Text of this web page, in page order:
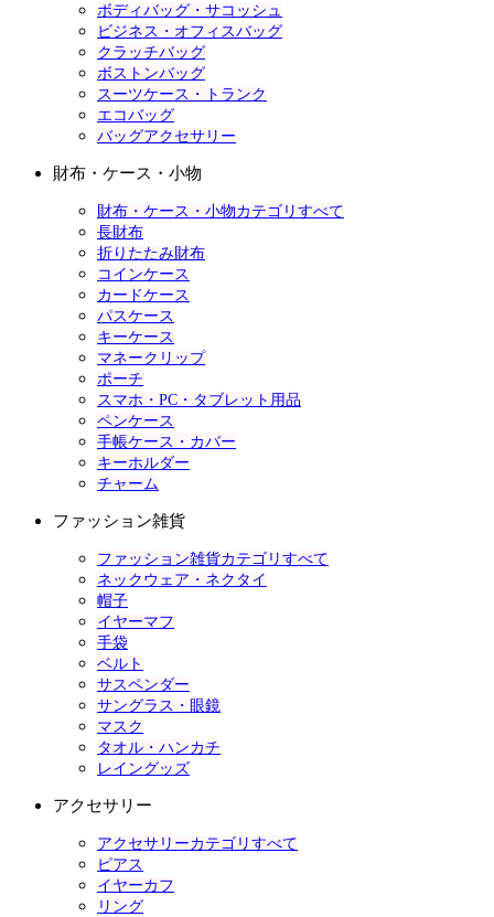
ボディバッグ・サコッシュ
ビジネス・オフィスバッグ
クラッチバッグ
ボストンバッグ
スーツケース・トランク
エコバッグ
バッグアクセサリー
財布・ケース・小物
財布・ケース・小物カテゴリすべて
長財布
折りたたみ財布
コインケース
カードケース
パスケース
キーケース
マネークリップ
ポーチ
スマホ・PC・タブレット用品
ペンケース
手帳ケース・カバー
キーホルダー
チャーム
ファッション雑貨
ファッション雑貨カテゴリすべて
ネックウェア・ネクタイ
帽子
イヤーマフ
手袋
ベルト
サスペンダー
サングラス・眼鏡
マスク
タオル・ハンカチ
レイングッズ
アクセサリー
アクセサリーカテゴリすべて
ピアス
イヤーカフ
リング